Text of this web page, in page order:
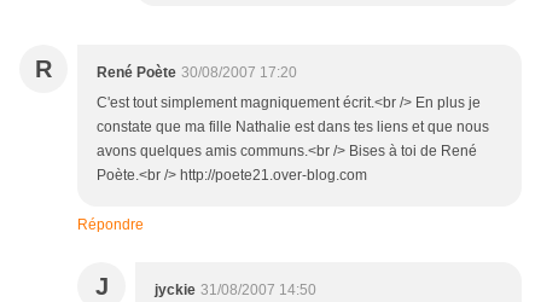
R René Poète 30/08/2007 17:20
C'est tout simplement magniquement écrit.<br /> En plus je
constate que ma fille Nathalie est dans tes liens et que nous
avons quelques amis communs.<br /> Bises à toi de René
Poète.<br /> http://poete21.over-blog.com
Répondre
J jyckie 31/08/2007 14:50